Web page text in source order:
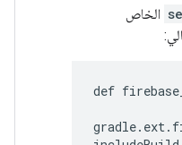
الخاص
def